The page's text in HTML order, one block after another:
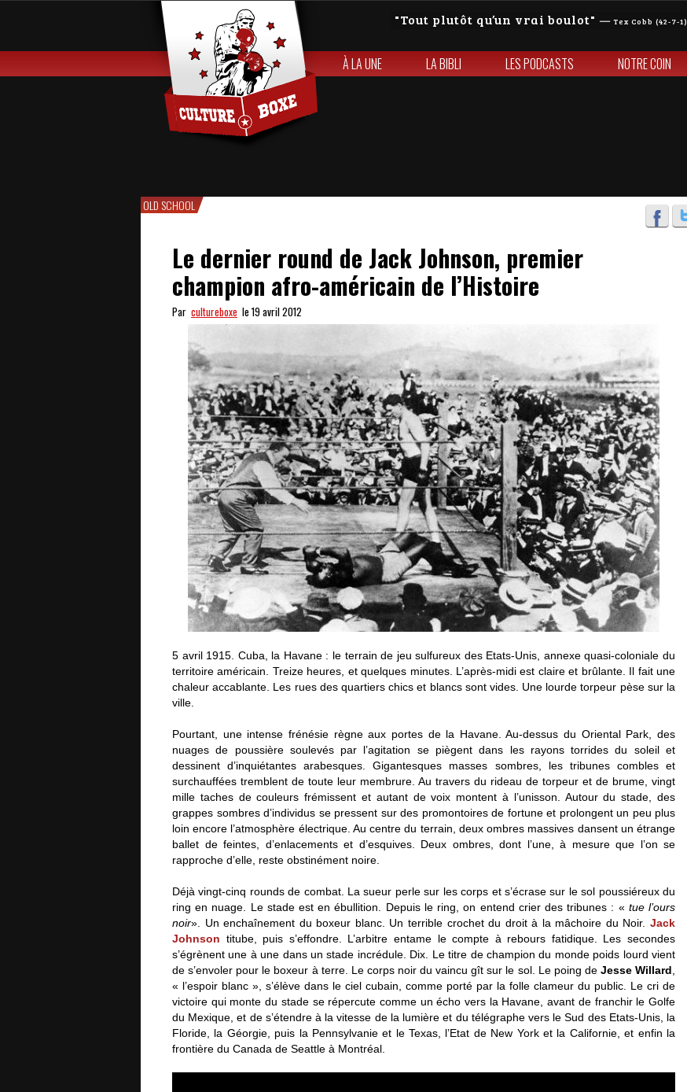
Tout plutôt qu’un vrai boulot — Tex Cobb (42-7-1)
À LA UNE LA BIBLI LES PODCASTS NOTRE COIN
OLD SCHOOL
Le dernier round de Jack Johnson, premier
champion afro-américain de l’Histoire
Par cultureboxe le 19 avril 2012
5 avril 1915. Cuba, la Havane : le terrain de jeu sulfureux des Etats-Unis, annexe quasi-coloniale du
territoire américain. Treize heures, et quelques minutes. L’après-midi est claire et brûlante. Il fait une
chaleur accablante. Les rues des quartiers chics et blancs sont vides. Une lourde torpeur pèse sur la
ville.
Pourtant, une intense frénésie règne aux portes de la Havane. Au-dessus du Oriental Park, des
nuages de poussière soulevés par l’agitation se piègent dans les rayons torrides du soleil et
dessinent d’inquiétantes arabesques. Gigantesques masses sombres, les tribunes combles et
surchauffées tremblent de toute leur membrure. Au travers du rideau de torpeur et de brume, vingt
mille taches de couleurs frémissent et autant de voix montent à l’unisson. Autour du stade, des
grappes sombres d’individus se pressent sur des promontoires de fortune et prolongent un peu plus
loin encore l’atmosphère électrique. Au centre du terrain, deux ombres massives dansent un étrange
ballet de feintes, d’enlacements et d’esquives. Deux ombres, dont l’une, à mesure que l’on se
rapproche d’elle, reste obstinément noire.
Déjà vingt-cinq rounds de combat. La sueur perle sur les corps et s’écrase sur le sol poussiéreux du
ring en nuage. Le stade est en ébullition. Depuis le ring, on entend crier des tribunes : « tue l’ours
noir». Un enchaînement du boxeur blanc. Un terrible crochet du droit à la mâchoire du Noir. Jack
Johnson titube, puis s’effondre. L’arbitre entame le compte à rebours fatidique. Les secondes
s’égrènent une à une dans un stade incrédule. Dix. Le titre de champion du monde poids lourd vient
de s’envoler pour le boxeur à terre. Le corps noir du vaincu gît sur le sol. Le poing de Jesse Willard
« l’espoir blanc », s’élève dans le ciel cubain, comme porté par la folle clameur du public. Le cri de
victoire qui monte du stade se répercute comme un écho vers la Havane, avant de franchir le Golfe
du Mexique, et de s’étendre à la vitesse de la lumière et du télégraphe vers le Sud des Etats-Unis, la
Floride, la Géorgie, puis la Pennsylvanie et le Texas, l’Etat de New York et la Californie, et enfin la
frontière du Canada de Seattle à Montréal.